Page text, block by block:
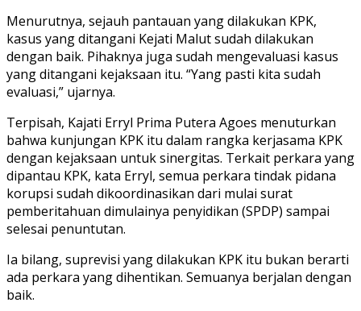
Menurutnya, sejauh pantauan yang dilakukan KPK,
kasus yang ditangani Kejati Malut sudah dilakukan
dengan baik. Pihaknya juga sudah mengevaluasi kasus
yang ditangani kejaksaan itu. “Yang pasti kita sudah
evaluasi,” ujarnya.
Terpisah, Kajati Erryl Prima Putera Agoes menuturkan
bahwa kunjungan KPK itu dalam rangka kerjasama KPK
dengan kejaksaan untuk sinergitas. Terkait perkara yang
dipantau KPK, kata Erryl, semua perkara tindak pidana
korupsi sudah dikoordinasikan dari mulai surat
pemberitahuan dimulainya penyidikan (SPDP) sampai
selesai penuntutan.
Ia bilang, suprevisi yang dilakukan KPK itu bukan berarti
ada perkara yang dihentikan. Semuanya berjalan dengan
baik.